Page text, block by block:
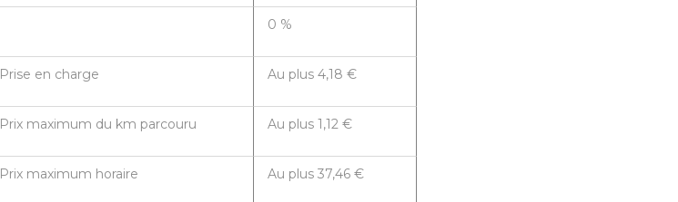
0 %
Prise en charge Au plus 4,18 €
Prix maximum du km parcouru Au plus 1,12 €
Prix maximum horaire Au plus 37,46 €